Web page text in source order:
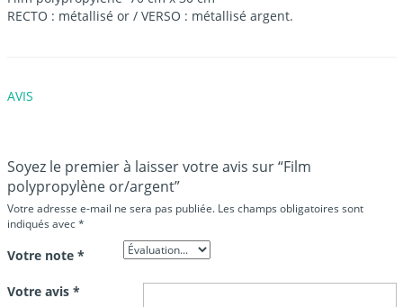
RECTO : métallisé or / VERSO : métallisé argent.
AVIS
Soyez le premier à laisser votre avis sur “Film
polypropylène or/argent”
Votre adresse e-mail ne sera pas publiée. Les champs obligatoires sont
indiqués avec*
Votre note *
Votre avis *